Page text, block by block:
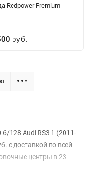
Redpower Premium
руб.
6/128 Audi RS3 1 (2011-
с доставкой по всей
центры в 23